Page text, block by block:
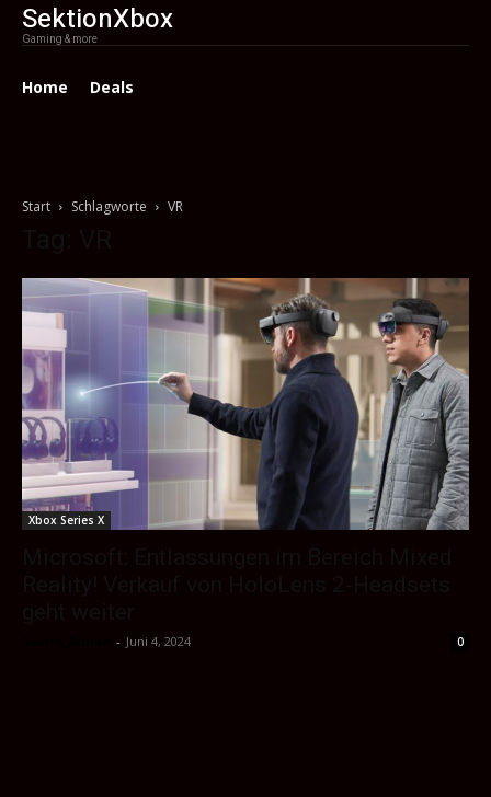
SektionXbox
Gaming & more
Home Deals
Start Schlagworte VR
Xbox Series X
- Juni 4, 2024 0